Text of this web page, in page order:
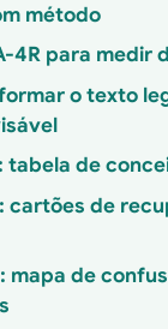
método
4R para medir
o texto
tabela de
cartões de
mapa de